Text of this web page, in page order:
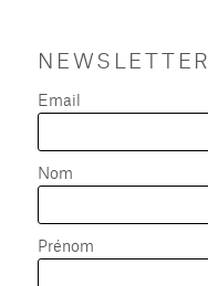
NEWSLETTER
Email
Nom
Prénom